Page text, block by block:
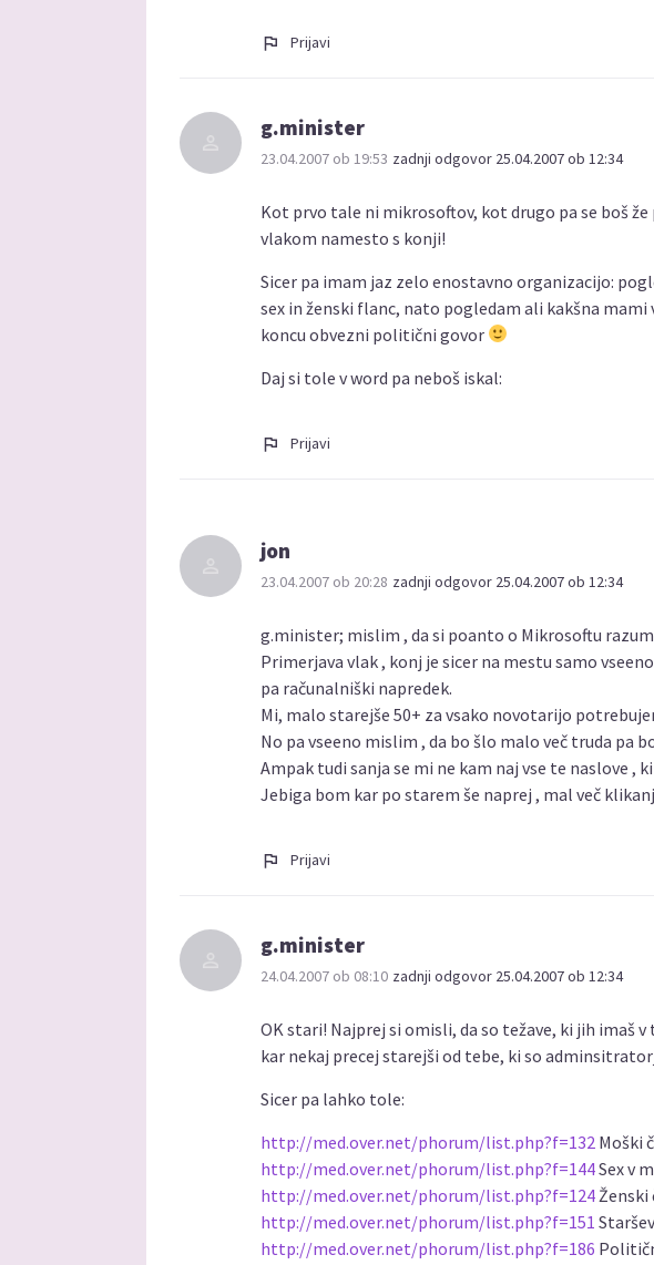
Prijavi
g.minister
23.04.2007 ob 19:53 zadnji odgovor 25.04.2007 ob 12:34
Kot prvo tale ni mikrosoftov, kot drugo pa se boš
vlakom namesto s konji!
Sicer pa imam jaz zelo enostavno organizacijo:
sex in ženski flanc, nato pogledam ali kakšna mami
koncu obvezni politični govor
Daj si tole v word pa neboš iskal:
Prijavi
jon
23.04.2007 ob 20:28 zadnji odgovor 25.04.2007 ob 12:34
g.minister; mislim , da si poanto o Mikrosoftu
Primerjava vlak , konj je sicer na mestu samo
pa računalniški napredek.
Mi, malo starejše 50+ za vsako novotarijo
No pa vseeno mislim , da bo šlo malo več truda pa
Ampak tudi sanja se mi ne kam naj vse te naslove ,
Jebiga bom kar po starem še naprej , mal več
Prijavi
g.minister
24.04.2007 ob 08:10 zadnji odgovor 25.04.2007 ob 12:34
OK stari! Najprej si omisli, da so težave, ki jih imaš
kar nekaj precej starejši od tebe, ki so
Sicer pa lahko tole:
http://med.over.net/phorum/list.php?f=132 Moški
http://med.over.net/phorum/list.php?f=144Sex v
http://med.over.net/phorum/list.php?f=124Ženski
http://med.over.net/phorum/list.php?f=151
http://med.over.net/phorum/list.php?f=186